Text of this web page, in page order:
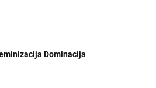
Dominacija